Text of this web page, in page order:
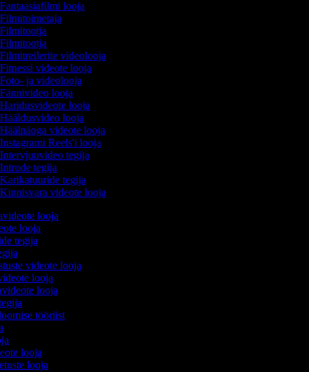
looja
videolooja
videote looja
ja videolooja
looja
looja
looja
videote looja
Reels'i looja
tegija
tegija
tegija
videote looja
looja
looja
tegija
videote looja
looja
looja
tööriist
looja
looja